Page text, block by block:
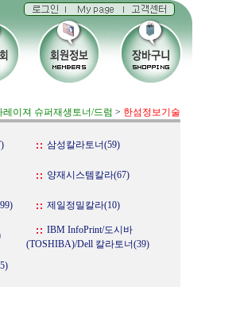
레이져 슈퍼재생토너/드럼 > 한섬정보기술
삼성칼라토너(59)
양재시스템칼라(67)
제일정밀칼라(10)
IBM InfoPrint/도시바
(TOSHIBA)/Dell 칼라토너(39)